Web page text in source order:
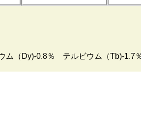
ム（Dy)-0.8％ テルビウム（Tb)-1.7